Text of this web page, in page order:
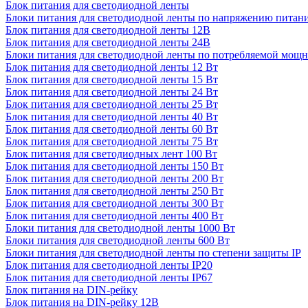
Блок питания для светодиодной ленты
Блоки питания для светодиодной ленты по напряжению
Блок питания для светодиодной ленты 12В
Блок питания для светодиодной ленты 24В
Блоки питания для светодиодной ленты по потребляемой
Блок питания для светодиодной ленты 12 Вт
Блок питания для светодиодной ленты 15 Вт
Блок питания для светодиодной ленты 24 Вт
Блок питания для светодиодной ленты 25 Вт
Блок питания для светодиодной ленты 40 Вт
Блок питания для светодиодной ленты 60 Вт
Блок питания для светодиодной ленты 75 Вт
Блок питания для светодиодных лент 100 Вт
Блок питания для светодиодной ленты 150 Вт
Блок питания для светодиодной ленты 200 Вт
Блок питания для светодиодной ленты 250 Вт
Блок питания для светодиодной ленты 300 Вт
Блок питания для светодиодной ленты 400 Вт
Блоки питания для светодиодной ленты 1000 Вт
Блоки питания для светодиодной ленты 600 Вт
Блоки питания для светодиодной ленты по степени защиты IP
Блок питания для светодиодной ленты IP20
Блок питания для светодиодной ленты IP67
Блок питания на DIN-рейку
Блок питания на DIN-рейку 12В